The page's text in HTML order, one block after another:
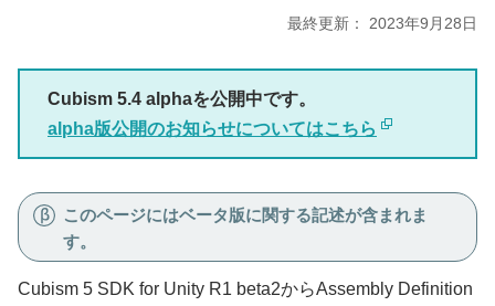
最終更新： 2023年9月28日
Cubism 5.4 alphaを公開中です。
alpha版公開のお知らせについてはこちら
このページにはベータ版に関する記述が含まれま
す。
Cubism 5 SDK for Unity R1 beta2からAssembly Definition